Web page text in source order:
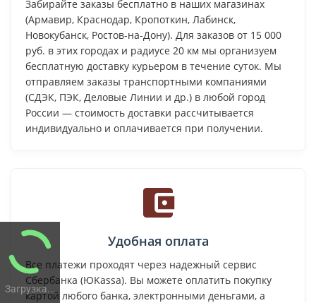
Загрузка...
Забирайте заказы бесплатно в наших магазинах
(Армавир, Краснодар, Кропоткин, Лабинск,
Новокубанск, Ростов-на-Дону). Для заказов от 15 000
руб. в этих городах и радиусе 20 км мы организуем
бесплатную доставку курьером в течение суток. Мы
отправляем заказы транспортными компаниями
(СДЭК, ПЭК, Деловые Линии и др.) в любой город
России — стоимость доставки рассчитывается
индивидуально и оплачивается при получении.
Удобная оплата
Все платежи проходят через надежный сервис
Сбербанка (ЮKassa). Вы можете оплатить покупку
картой любого банка, электронными деньгами, а